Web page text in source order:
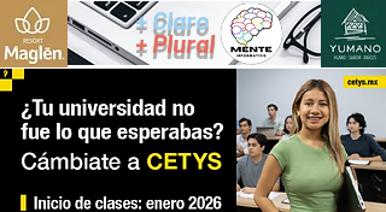
+ Claro
+ Plural